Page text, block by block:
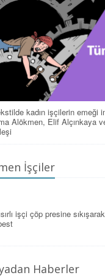
kadın işçilerin emeği
Alökmen, Elif Alçınkaya
İşçiler
işçi çöp presine
Haberler